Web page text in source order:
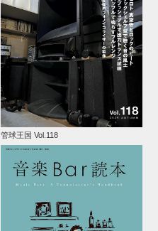
管球王国 Vol.118